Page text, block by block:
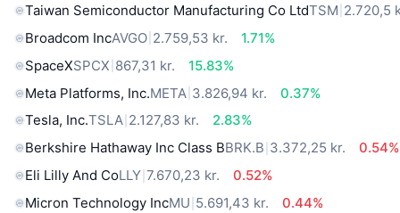
Taiwan Semiconductor Manufacturing Co LtdTSM 2.720,5
Broadcom IncAVGO 2.759,53 kr.
1.71%
SpaceXSPCX 867,31 kr.
15.83%
Meta Platforms, Inc.META 3.826,94 kr.
0.37%
Tesla, Inc.TSLA 2.127,83 kr.
2.83%
Berkshire Hathaway Inc Class BBRK.B 3.372,25 kr.
0.54%
Eli Lilly And CoLLY 7.670,23 kr.
0.52%
Micron Technology IncMU 5.691,43 kr.
0.44%